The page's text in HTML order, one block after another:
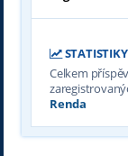
STATISTIKY
Celkem
Renda